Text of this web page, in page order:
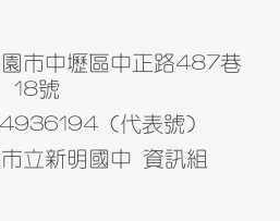
市中壢區中正路487巷
18號
(代表號)
立新明國中 資訊組